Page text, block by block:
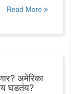
Read More
अमेरिका
घडतंय?